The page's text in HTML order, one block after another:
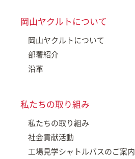
岡山ヤクルトについて
岡山ヤクルトについて
部署紹介
沿革
私たちの取り組み
私たちの取り組み
社会貢献活動
工場見学シャトルバスのご案内